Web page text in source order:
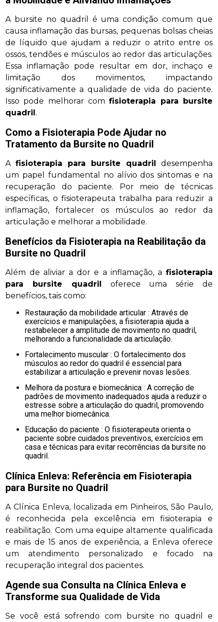
A bursite no quadril é uma condição comum que
causa inflamação das bursas, pequenas bolsas cheias
de líquido que ajudam a reduzir o atrito entre os
ossos, tendões e músculos ao redor das articulações.
Essa inflamação pode resultar em dor, inchaço e
limitação dos movimentos, impactando
significativamente a qualidade de vida do paciente.
Isso pode melhorar comfisioterapia para bursite
quadril.
Como a Fisioterapia Pode Ajudar no
Tratamento da Bursite no Quadril
Afisioterapia para bursite quadril desempenha
um papel fundamental no alívio dos sintomas e na
recuperação do paciente. Por meio de técnicas
específicas, o fisioterapeuta trabalha para reduzir a
inflamação, fortalecer os músculos ao redor da
articulação e melhorar a mobilidade.
Benefícios da Fisioterapia na Reabilitação da
Bursite no Quadril
Além de aliviar a dor e a inflamação, a fisioterapia
para bursite quadril oferece uma série de
benefícios, tais como:
Restauração da mobilidade articular : Através de
exercícios e manipulações, a fisioterapia ajuda a
restabelecer a amplitude de movimento no quadril,
melhorando a funcionalidade da articulação.
Fortalecimento muscular : O fortalecimento dos
músculos ao redor do quadril é essencial para
estabilizar a articulação e prevenir novas lesões.
Melhora da postura e biomecânica : A correção de
padrões de movimento inadequados ajuda a reduzir o
estresse sobre a articulação do quadril, promovendo
uma melhor biomecânica.
Educação do paciente : O fisioterapeuta orienta o
paciente sobre cuidados preventivos, exercícios em
casa e técnicas para evitar recorrências da bursite no
quadril.
Clínica Enleva: Referência em Fisioterapia
para Bursite no Quadril
A Clínica Enleva, localizada em Pinheiros, São Paulo,
é reconhecida pela excelência em fisioterapia e
reabilitação. Com uma equipe altamente qualificada
e mais de 15 anos de experiência, a Enleva oferece
um atendimento personalizado e focado na
recuperação integral dos pacientes.
Agende sua Consulta na Clínica Enleva e
Transforme sua Qualidade de Vida
Se você está sofrendo com bursite no quadril e